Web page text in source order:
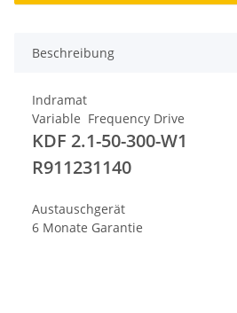
Beschreibung
Indramat
Variable Frequency Drive
KDF 2.1-50-300-W1
R911231140
Austauschgerät
6 Monate Garantie